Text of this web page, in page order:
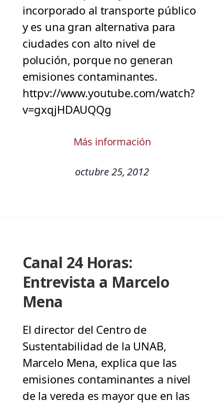
incorporado al transporte público
y es una gran alternativa para
ciudades con alto nivel de
polución, porque no generan
emisiones contaminantes.
httpv://www.youtube.com/watch?
v=gxqjHDAUQQg
Más información
octubre 25, 2012
Canal 24 Horas:
Entrevista a Marcelo
Mena
El director del Centro de
Sustentabilidad de la UNAB,
Marcelo Mena, explica que las
emisiones contaminantes a nivel
de la vereda es mayor que en las